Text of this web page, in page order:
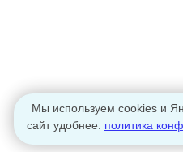
Мы используем cookies и
сайт удобнее. политика